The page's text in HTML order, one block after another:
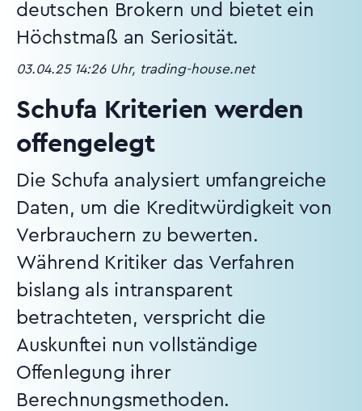
deutschen Brokern und bietet ein
Höchstmaß an Seriosität.
03.04.25 14:26 Uhr, trading-house.net
Schufa Kriterien werden
offengelegt
Die Schufa analysiert umfangreiche
Daten, um die Kreditwürdigkeit von
Verbrauchern zu bewerten.
Während Kritiker das Verfahren
bislang als intransparent
betrachteten, verspricht die
Auskunftei nun vollständige
Offenlegung ihrer
Berechnungsmethoden.